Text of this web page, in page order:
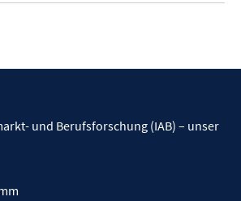
und Berufsforschung (IAB) – unser